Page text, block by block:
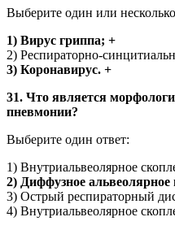
Выберите один или
1) Вирус гриппа; +
2) Респираторно-
3) Коронавирус. +
31. Что является
пневмонии?
Выберите один ответ:
1) Внутриальвеолярное
2) Диффузное альвеолярное
3) Острый респираторный
4) Внутриальвеолярное